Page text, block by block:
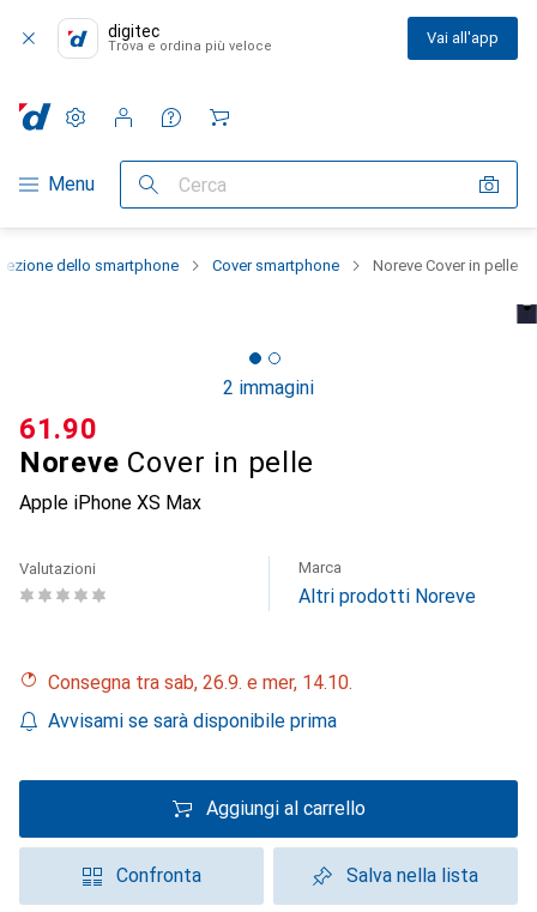
digitec
Trova e ordina più veloce Vai all'app
Categoria Navigazione
Menu Cerca
Impostazioni
Conto cliente
Liste di confronto
Liste dei desideri
Carrello
dello smartphone Cover smartphone Noreve Cover in pelle
2 immagini
Noreve Cover in pelle
Apple iPhone XS Max
CHF
61.90
Valutazioni Marca
Altri prodotti Noreve
Consegna tra sab, 26.9. e mer, 14.10.
Avvisami se sarà disponibile prima
Aggiungi al carrello
Confronta Salva nella lista